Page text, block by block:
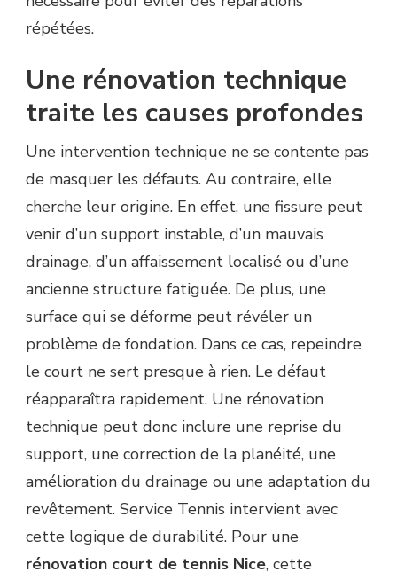
répétées.
Une rénovation technique
traite les causes profondes
Une intervention technique ne se contente pas
de masquer les défauts. Au contraire, elle
cherche leur origine. En effet, une fissure peut
venir d’un support instable, d’un mauvais
drainage, d’un affaissement localisé ou d’une
ancienne structure fatiguée. De plus, une
surface qui se déforme peut révéler un
problème de fondation. Dans ce cas, repeindre
le court ne sert presque à rien. Le défaut
réapparaîtra rapidement. Une rénovation
technique peut donc inclure une reprise du
support, une correction de la planéité, une
amélioration du drainage ou une adaptation du
revêtement. Service Tennis intervient avec
cette logique de durabilité. Pour une
rénovation court de tennis Nice, cette